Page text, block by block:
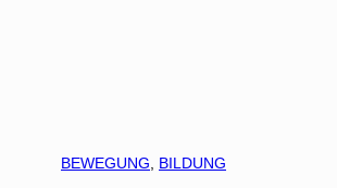
BEWEGUNG BILDUNG